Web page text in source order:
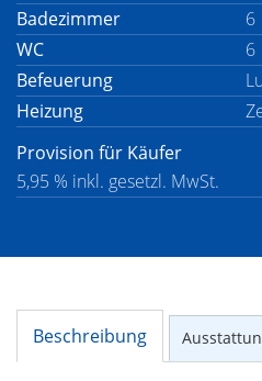
Badezimmer
6
WC
6
Befeuerung
Heizung
Provision für Käufer
5,95 % inkl. gesetzl. MwSt.
Beschreibung